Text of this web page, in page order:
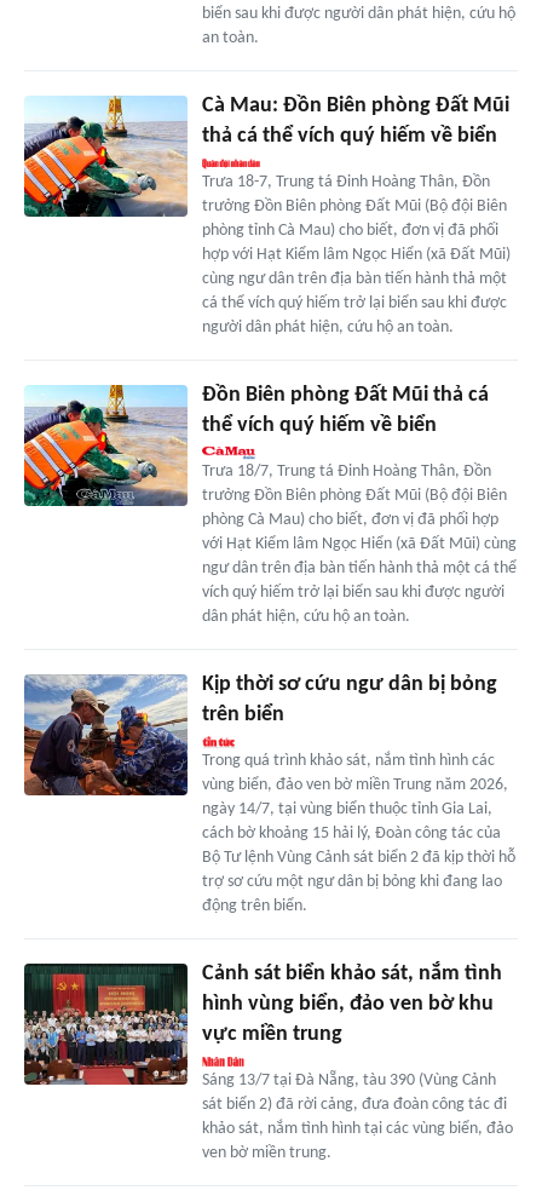
biển sau khi được người dân phát hiện, cứu hộ
an toàn.
Cà Mau: Đồn Biên phòng Đất Mũi
thả cá thể vích quý hiếm về biển
Trưa 18-7, Trung tá Đinh Hoàng Thân, Đồn
trưởng Đồn Biên phòng Đất Mũi (Bộ đội Biên
phòng tỉnh Cà Mau) cho biết, đơn vị đã phối
hợp với Hạt Kiểm lâm Ngọc Hiển (xã Đất Mũi)
cùng ngư dân trên địa bàn tiến hành thả một
cá thể vích quý hiếm trở lại biển sau khi được
người dân phát hiện, cứu hộ an toàn.
Đồn Biên phòng Đất Mũi thả cá
thể vích quý hiếm về biển
Trưa 18/7, Trung tá Đinh Hoàng Thân, Đồn
trưởng Đồn Biên phòng Đất Mũi (Bộ đội Biên
phòng Cà Mau) cho biết, đơn vị đã phối hợp
với Hạt Kiểm lâm Ngọc Hiển (xã Đất Mũi) cùng
ngư dân trên địa bàn tiến hành thả một cá thể
vích quý hiếm trở lại biển sau khi được người
dân phát hiện, cứu hộ an toàn.
Kịp thời sơ cứu ngư dân bị bỏng
trên biển
Trong quá trình khảo sát, nắm tình hình các
vùng biển, đảo ven bờ miền Trung năm 2026,
ngày 14/7, tại vùng biển thuộc tỉnh Gia Lai,
cách bờ khoảng 15 hải lý, Đoàn công tác của
Bộ Tư lệnh Vùng Cảnh sát biển 2 đã kịp thời hỗ
trợ sơ cứu một ngư dân bị bỏng khi đang lao
động trên biển.
Cảnh sát biển khảo sát, nắm tình
hình vùng biển, đảo ven bờ khu
vực miền trung
Sáng 13/7 tại Đà Nẵng, tàu 390 (Vùng Cảnh
sát biển 2) đã rời cảng, đưa đoàn công tác đi
khảo sát, nắm tình hình tại các vùng biển, đảo
ven bờ miền trung.